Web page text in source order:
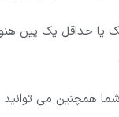
یا حداقل یک
همچنین می توانید